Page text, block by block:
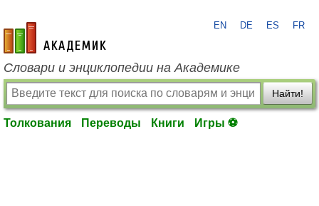
academic.ru
EN DE ES FR
Словари и энциклопедии на Академике
Найти!
Толкования Переводы Книги Игры ⚽